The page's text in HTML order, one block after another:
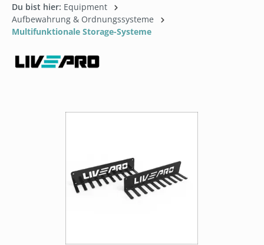
Du bist hier: Equipment
Aufbewahrung & Ordnungssysteme
Multifunktionale Storage-Systeme